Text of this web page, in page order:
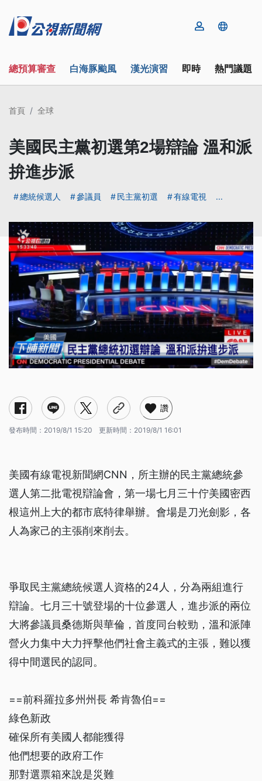
總預算審查 白海豚颱風 漢光演習 即時 熱門議題
首頁 全球
美國民主黨初選第2場辯論 溫和派
拚進步派
總統候選人 參議員 民主黨初選 有線電視 ...
讚
發布時間： 2019/8/1 15:20 更新時間： 2019/8/1 16:01
美國有線電視新聞網CNN，所主辦的民主黨總統參
選人第二批電視辯論會，第一場七月三十佇美國密西
根這州上大的都市底特律舉辦。會場是刀光劍影，各
人為家己的主張削來削去。
爭取民主黨總統候選人資格的24人，分為兩組進行
辯論。七月三十號登場的十位參選人，進步派的兩位
大將參議員桑德斯與華倫，首度同台較勁，溫和派陣
營火力集中大力抨擊他們社會主義式的主張，難以獲
得中間選民的認同。
==前科羅拉多州州長 希肯魯伯==
綠色新政
確保所有美國人都能獲得
他們想要的政府工作
那對選票箱來說是災難